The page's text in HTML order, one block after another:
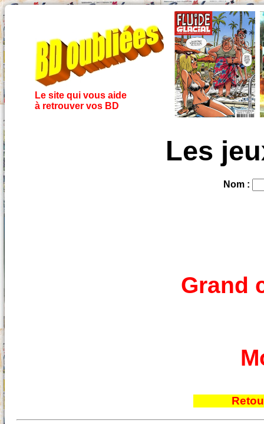
Le site qui vous aide
à retrouver vos BD
Les
Nom :
Grand